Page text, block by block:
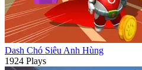
Dash Chó Siêu Anh Hùng
1924 Plays